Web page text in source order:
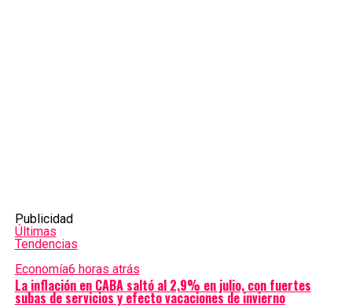
Publicidad
Últimas
Tendencias
Economía6 horas atrás
La inflación en CABA saltó al 2,9% en julio, con fuertes
subas de servicios y efecto vacaciones de invierno